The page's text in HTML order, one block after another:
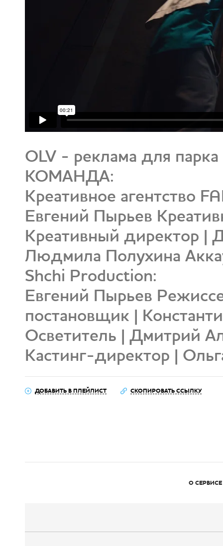
OLV - реклама для
КОМАНДА:
Креативное агентство
Евгений Пырьев
Креативный директор |
Людмила Полухина
Shchi Production:
Евгений Пырьев
постановщик |
Осветитель | Дмитрий
Кастинг-директор |
ДОБАВИТЬ В ПЛЕЙЛИСТ СКОПИРОВАТЬ ССЫЛКУ
О СЕРВИСЕ